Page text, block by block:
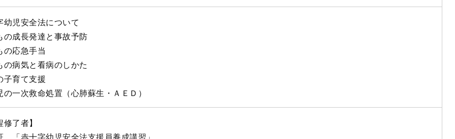
幼児安全法について
の成長発達と事故予防
の応急手当
の病気と看病のしかた
子育て支援
の一次救命処置（心肺蘇生・ＡＥＤ）
了者】
赤十字幼児安全法支援員養成講習」